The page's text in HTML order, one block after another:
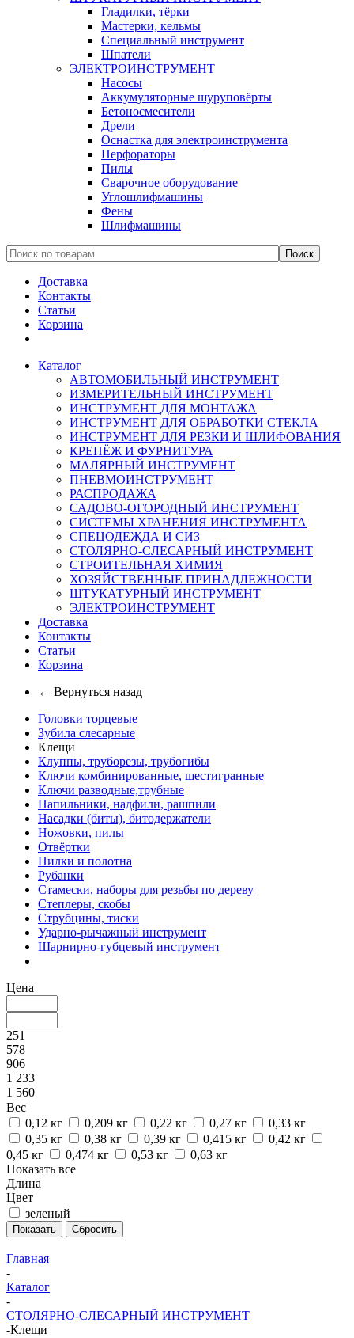
Гладилки, тёрки
Мастерки, кельмы
Специальный инструмент
Шпатели
ЭЛЕКТРОИНСТРУМЕНТ
Насосы
Аккумуляторные шуруповёрты
Бетоносмесители
Дрели
Оснастка для электроинструмента
Перфораторы
Пилы
Сварочное оборудование
Углошлифмашины
Фены
Шлифмашины
Доставка
Контакты
Статьи
Корзина
Каталог
АВТОМОБИЛЬНЫЙ ИНСТРУМЕНТ
ИЗМЕРИТЕЛЬНЫЙ ИНСТРУМЕНТ
ИНСТРУМЕНТ ДЛЯ МОНТАЖА
ИНСТРУМЕНТ ДЛЯ ОБРАБОТКИ СТЕКЛА
ИНСТРУМЕНТ ДЛЯ РЕЗКИ И ШЛИФОВАНИЯ
КРЕПЁЖ И ФУРНИТУРА
МАЛЯРНЫЙ ИНСТРУМЕНТ
ПНЕВМОИНСТРУМЕНТ
РАСПРОДАЖА
САДОВО-ОГОРОДНЫЙ ИНСТРУМЕНТ
СИСТЕМЫ ХРАНЕНИЯ ИНСТРУМЕНТА
СПЕЦОДЕЖДА И СИЗ
СТОЛЯРНО-СЛЕСАРНЫЙ ИНСТРУМЕНТ
СТРОИТЕЛЬНАЯ ХИМИЯ
ХОЗЯЙСТВЕННЫЕ ПРИНАДЛЕЖНОСТИ
ШТУКАТУРНЫЙ ИНСТРУМЕНТ
ЭЛЕКТРОИНСТРУМЕНТ
Доставка
Контакты
Статьи
Корзина
← Вернуться назад
Головки торцевые
Зубила слесарные
Клещи
Клуппы, труборезы, трубогибы
Ключи комбинированные, шестигранные
Ключи разводные,трубные
Напильники, надфили, рашпили
Насадки (биты), битодержатели
Ножовки, пилы
Отвёртки
Пилки и полотна
Рубанки
Стамески, наборы для резьбы по дереву
Степлеры, скобы
Струбцины, тиски
Ударно-рычажный инструмент
Шарнирно-губцевый инструмент
Цена
251
578
906
1 233
1 560
Вес
0,12 кг
0,209 кг 0,22 кг 0,27 кг
0,33 кг
0,35 кг
0,38 кг 0,39 кг 0,415 кг
0,42 кг
0,45 кг
0,474 кг 0,53 кг
0,63 кг
Показать все
Длина
Цвет
зеленый
Сбросить
Главная
-
Каталог
-
СТОЛЯРНО-СЛЕСАРНЫЙ ИНСТРУМЕНТ
-Клещи